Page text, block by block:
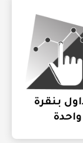
بنقرة
واحدة